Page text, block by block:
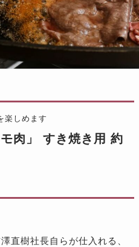
楽しめます
肉」 すき焼き用 約
直樹社長自らが仕入れる、